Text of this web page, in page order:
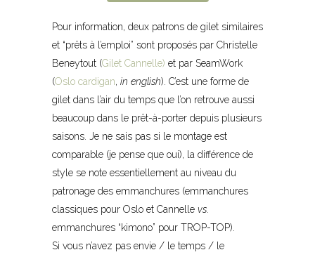
Pour information, deux patrons de gilet similaires
et “prêts à l’emploi” sont proposés par Christelle
Beneytout (Gilet Cannelle) et par SeamWork
(Oslo cardigan, in english). C’est une forme de
gilet dans l’air du temps que l’on retrouve aussi
beaucoup dans le prêt-à-porter depuis plusieurs
saisons. Je ne sais pas si le montage est
comparable (je pense que oui), la différence de
style se note essentiellement au niveau du
patronage des emmanchures (emmanchures
classiques pour Oslo et Cannelle vs
emmanchures “kimono” pour TROP-TOP).
Si vous n’avez pas envie / le temps / le